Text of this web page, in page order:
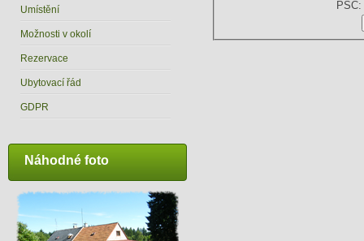
Umístění
Možnosti v okolí
Rezervace
Ubytovací řád
GDPR
Náhodné foto
PSČ: